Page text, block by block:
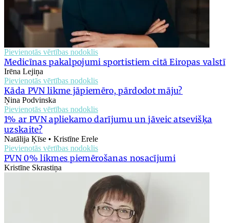
Pievienotās vērtības nodoklis
Medicīnas pakalpojumi sportistiem citā Eiropas valstī
Irēna Lejiņa
Pievienotās vērtības nodoklis
Kāda PVN likme jāpiemēro, pārdodot māju?
Ņina Podvinska
Pievienotās vērtības nodoklis
1% ar PVN apliekamo darījumu un jāveic atsevišķa
uzskaite?
Natālija Ķīse • Kristīne Erele
Pievienotās vērtības nodoklis
PVN 0% likmes piemērošanas nosacījumi
Kristīne Skrastiņa